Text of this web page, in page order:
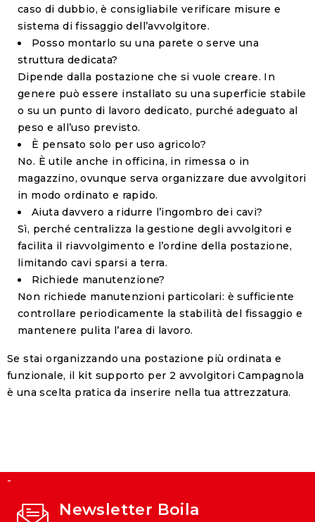
caso di dubbio, è consigliabile verificare misure e
sistema di fissaggio dell’avvolgitore.
Posso montarlo su una parete o serve una
struttura dedicata?
Dipende dalla postazione che si vuole creare. In
genere può essere installato su una superficie stabile
o su un punto di lavoro dedicato, purché adeguato al
peso e all’uso previsto.
È pensato solo per uso agricolo?
No. È utile anche in officina, in rimessa o in
magazzino, ovunque serva organizzare due avvolgitori
in modo ordinato e rapido.
Aiuta davvero a ridurre l’ingombro dei cavi?
Sì, perché centralizza la gestione degli avvolgitori e
facilita il riavvolgimento e l’ordine della postazione,
limitando cavi sparsi a terra.
Richiede manutenzione?
Non richiede manutenzioni particolari: è sufficiente
controllare periodicamente la stabilità del fissaggio e
mantenere pulita l’area di lavoro.
Se stai organizzando una postazione più ordinata e
funzionale, il kit supporto per 2 avvolgitori Campagnola
è una scelta pratica da inserire nella tua attrezzatura.
-
Newsletter Boila